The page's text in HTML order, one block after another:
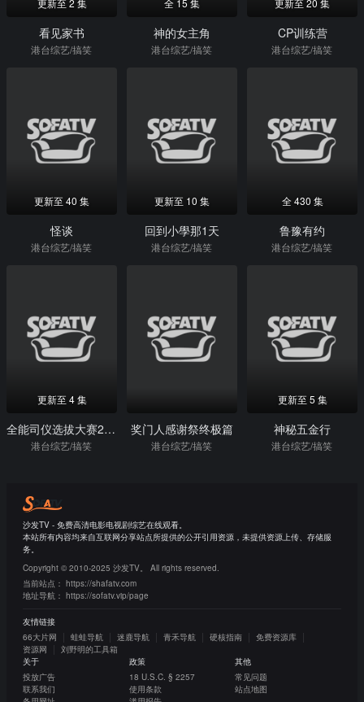
更新至 2 集
看见家书
港台综艺/搞笑
全 15 集
神的女主角
港台综艺/搞笑
更新至 20 集
CP训练营
港台综艺/搞笑
更新至 40 集
怪谈
港台综艺/搞笑
更新至 10 集
回到小學那1天
港台综艺/搞笑
全 430 集
鲁豫有约
港台综艺/搞笑
更新至 4 集
全能司仪选拔大赛2022
港台综艺/搞笑
奖门人感谢祭终极篇
港台综艺/搞笑
更新至 5 集
神秘五金行
港台综艺/搞笑
沙发TV - 免费高清电影电视剧综艺在线观看。
本站所有内容均来自互联网分享站点所提供的公开引用资源，未提供资源上传、存储服
务。
Copyright © 2010-2025 沙发TV。 All rights reserved.
当前站点： https://shafatv.com
地址导航： https://sofatv.vip/page
友情链接
66大片网
蛙蛙导航 迷鹿导航 青禾导航 硬核指南
免费资源库
资源网
刘野明的工具箱
关于
投放广告
联系我们
政策
18 U.S.C. § 2257
使用条款
其他
常见问题
站点地图